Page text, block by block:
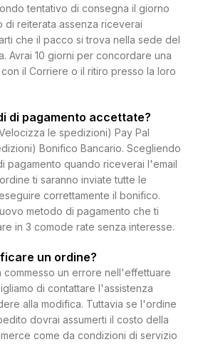
tentativo di consegna il giorno
di reiterata assenza riceverai
che il pacco si trova nella sede del
Avrai 10 giorni per concordare una
il Corriere o il ritiro presso la loro
di pagamento accettate?
le spedizioni) Pay Pal
Bonifico Bancario. Scegliendo
pagamento quando riceverai l'email
ti saranno inviate tutte le
correttamente il bonifico.
metodo di pagamento che ti
in 3 comode rate senza interesse.
un ordine?
commesso un errore nell'effettuare
di contattare l'assistenza
alla modifica. Tuttavia se l'ordine
dovrai assumerti il costo della
come da condizioni di servizio